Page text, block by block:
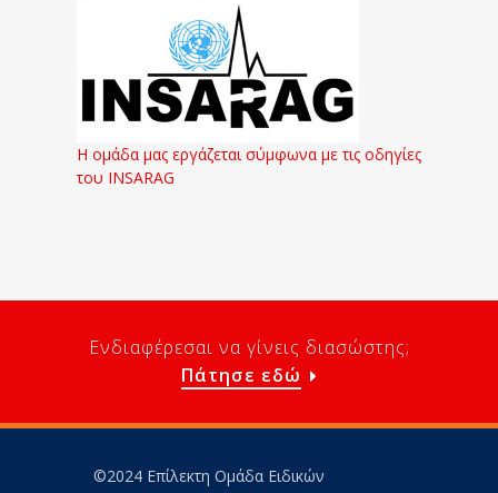
Η ομάδα μας εργάζεται σύμφωνα με τις οδηγίες
του INSARAG
Ενδιαφέρεσαι να γίνεις διασώστης;
Πάτησε εδώ
©2024 Επίλεκτη Ομάδα Ειδικών